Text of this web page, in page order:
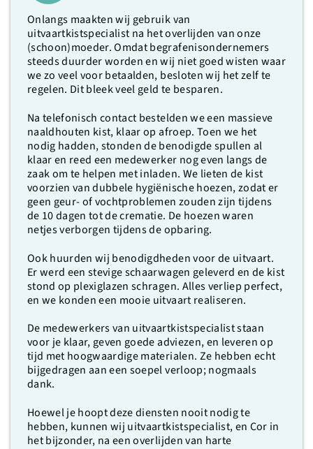
Onlangs maakten wij gebruik van
uitvaartkistspecialist na het overlijden van onze
(schoon)moeder. Omdat begrafenisondernemers
steeds duurder worden en wij niet goed wisten waar
we zo veel voor betaalden, besloten wij het zelf te
regelen. Dit bleek veel geld te besparen.
Na telefonisch contact bestelden we een massieve
naaldhouten kist, klaar op afroep. Toen we het
nodig hadden, stonden de benodigde spullen al
klaar en reed een medewerker nog even langs de
zaak om te helpen met inladen. We lieten de kist
voorzien van dubbele hygiënische hoezen, zodat er
geen geur- of vochtproblemen zouden zijn tijdens
de 10 dagen tot de crematie. De hoezen waren
netjes verborgen tijdens de opbaring.
Ook huurden wij benodigdheden voor de uitvaart.
Er werd een stevige schaarwagen geleverd en de kist
stond op plexiglazen schragen. Alles verliep perfect,
en we konden een mooie uitvaart realiseren.
De medewerkers van uitvaartkistspecialist staan
voor je klaar, geven goede adviezen, en leveren op
tijd met hoogwaardige materialen. Ze hebben echt
bijgedragen aan een soepel verloop; nogmaals
dank.
Hoewel je hoopt deze diensten nooit nodig te
hebben, kunnen wij uitvaartkistspecialist, en Cor in
het bijzonder, na een overlijden van harte